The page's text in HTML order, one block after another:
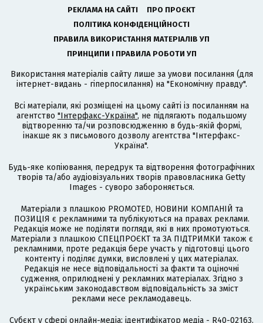
РЕКЛАМА НА САЙТІ
ПРО ПРОЄКТ
ПОЛІТИКА КОНФІДЕНЦІЙНОСТІ
ПРАВИЛА ВИКОРИСТАННЯ МАТЕРІАЛІВ УП
ПРИНЦИПИ І ПРАВИЛА РОБОТИ УП
Використання матеріалів сайту лише за умови посилання (для
інтернет-видань - гіперпосилання) на "Економічну правду".
Всі матеріали, які розміщені на цьому сайті із посиланням на
агентство "Інтерфакс-Україна", не підлягають подальшому
відтворенню та/чи розповсюдженню в будь-якій формі,
інакше як з письмового дозволу агентства "Інтерфакс-
Україна".
Будь-яке копіювання, передрук та відтворення фотографічних
творів та/або аудіовізуальних творів правовласника Getty
Images - суворо забороняється.
Матеріали з плашкою PROMOTED, НОВИНИ КОМПАНІЙ та
ПОЗИЦІЯ є рекламними та публікуються на правах реклами.
Редакція може не поділяти погляди, які в них промотуються.
Матеріали з плашкою СПЕЦПРОЄКТ та ЗА ПІДТРИМКИ також є
рекламними, проте редакція бере участь у підготовці цього
контенту і поділяє думки, висловлені у цих матеріалах.
Редакція не несе відповідальності за факти та оціночні
судження, оприлюднені у рекламних матеріалах. Згідно з
українським законодавством відповідальність за зміст
реклами несе рекламодавець.
Cубєкт у сфері онлайн-медіа; ідентифікатор медіа - R40-02163.